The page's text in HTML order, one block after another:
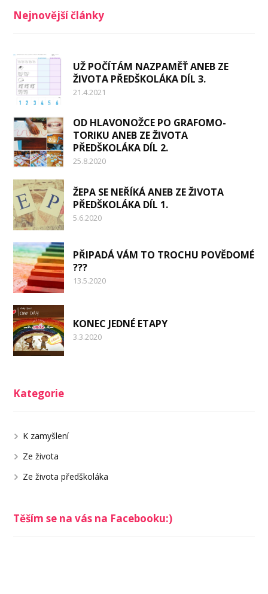
Nejnovější články
UŽ POČÍTÁM NAZPAMĚŤ ANEB ZE
ŽIVOTA PŘEDŠKOLÁKA DÍL 3.
21.4.2021
OD HLAVONOŽCE PO GRAFOMO-
TORIKU ANEB ZE ŽIVOTA
PŘEDŠKOLÁKA DÍL 2.
25.8.2020
ŽEPA SE NEŘÍKÁ ANEB ZE ŽIVOTA
PŘEDŠKOLÁKA DÍL 1.
5.6.2020
PŘIPADÁ VÁM TO TROCHU POVĚDOMÉ
???
13.5.2020
KONEC JEDNÉ ETAPY
3.3.2020
Kategorie
K zamyšlení
Ze života
Ze života předškoláka
Těším se na vás na Facebooku:)